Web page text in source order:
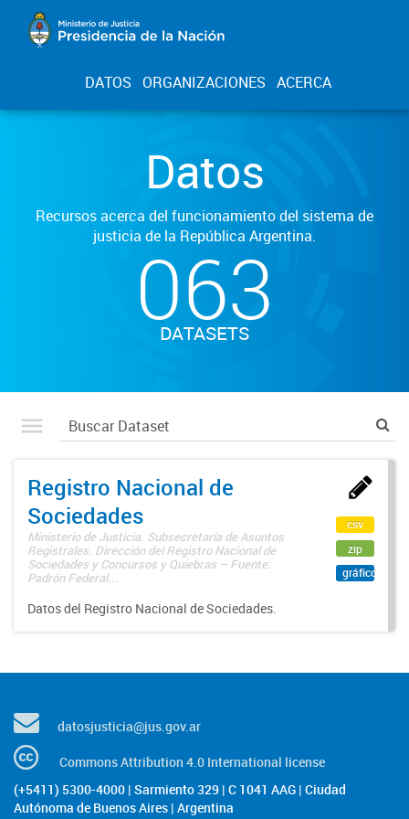
DATOS ORGANIZACIONES ACERCA
Datos
Recursos acerca del funcionamiento del sistema de
justicia de la República Argentina.
063
DATASETS
Registro Nacional de
Sociedades
Ministerio de Justicia. Subsecretaría de Asuntos
Registrales. Dirección del Registro Nacional de
Sociedades y Concursos y Quiebras – Fuente:
Padrón Federal...
Datos del Registro Nacional de Sociedades.
csv
zip
gráfico
datosjusticia@jus.gov.ar
Commons Attribution 4.0 International license
(+5411) 5300-4000 | Sarmiento 329 | C 1041 AAG | Ciudad
Autónoma de Buenos Aires | Argentina